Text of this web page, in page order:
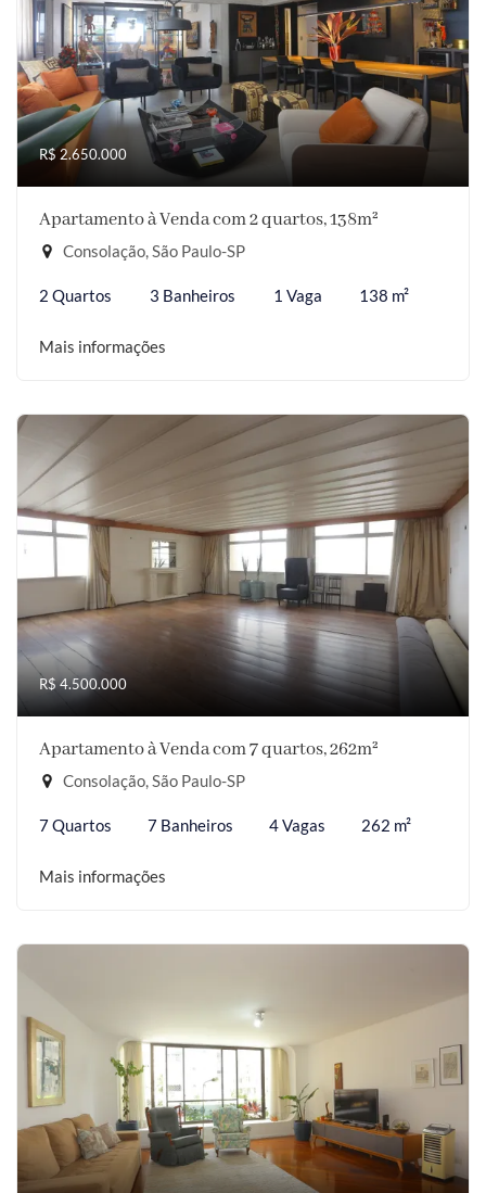
R$ 2.650.000
Apartamento à Venda com 2 quartos, 138m²
Consolação, São Paulo-SP
2 Quartos 3 Banheiros 1 Vaga 138 m²
Mais informações
R$ 4.500.000
Apartamento à Venda com 7 quartos, 262m²
Consolação, São Paulo-SP
7 Quartos 7 Banheiros 4 Vagas 262 m²
Mais informações